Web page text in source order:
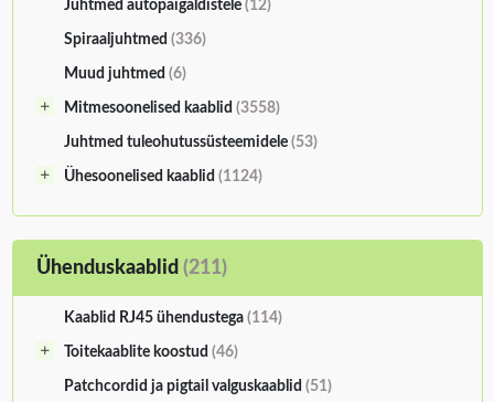
Juhtmed autopaigaldistele (12)
Spiraaljuhtmed (336)
Muud juhtmed (6)
Mitmesoonelised kaablid (3558)
Juhtmed tuleohutussüsteemidele (53)
Ühesoonelised kaablid (1124)
Ühenduskaablid (211)
Kaablid RJ45 ühendustega (114)
Toitekaablite koostud (46)
Patchcordid ja pigtail valguskaablid (51)